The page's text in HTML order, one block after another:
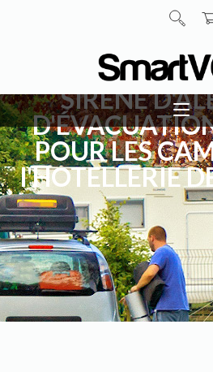
SIRÈNE
POUR LES
l'HOTELLERIE